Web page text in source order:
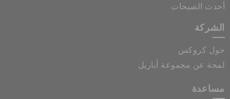
أحدث الصيحات
الشركة
حول كروكس
لمحة عن مجموعة أباريل
مساعدة